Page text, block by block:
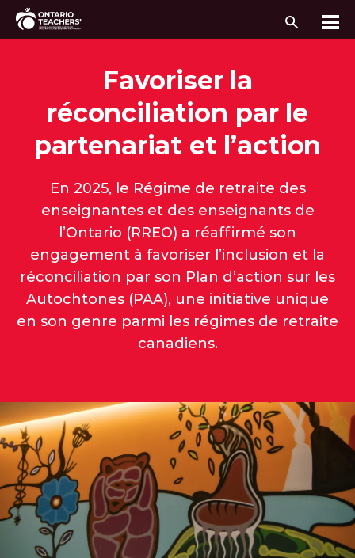
Favoriser la
réconciliation par le
partenariat et l’action
En 2025, le Régime de retraite des
enseignantes et des enseignants de
l’Ontario (RREO) a réaffirmé son
engagement à favoriser l’inclusion et la
réconciliation par son Plan d’action sur les
Autochtones (PAA), une initiative unique
en son genre parmi les régimes de retraite
canadiens.